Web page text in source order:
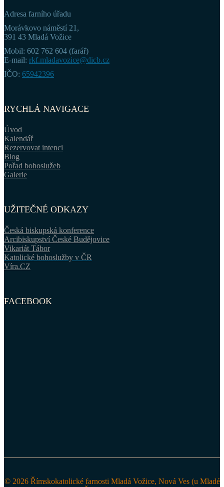
Adresa farního úřadu
Morávkovo náměstí 21,
391 43 Mladá Vožice
Mobil: 602 762 604 (farář)
E-mail: rkf.mladavozice@dicb.cz
IČO: 65942396
RYCHLÁ NAVIGACE
Úvod
Kalendář
Rezervovat intenci
Blog
Pořad bohoslužeb
Galerie
UŽITEČNÉ ODKAZY
Česká biskupská konference
Arcibiskupství České Budějovice
Vikariát Tábor
Katolické bohoslužby v ČR
Víra.CZ
FACEBOOK
© 2026 Římskokatolické farnosti Mladá Vožice, Nová Ves (u Mladé